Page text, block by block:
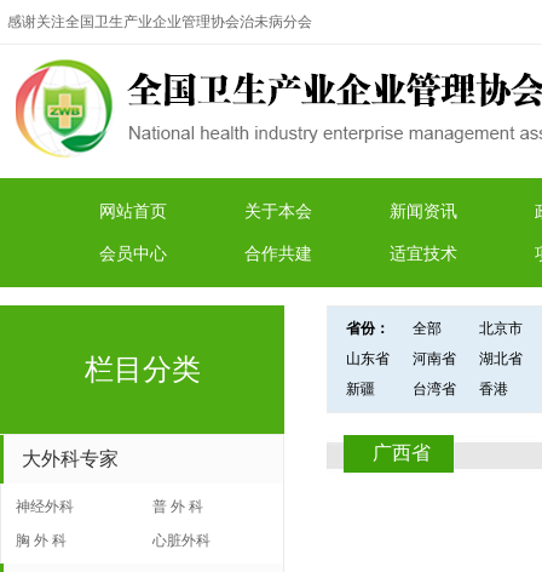
感谢关注全国卫生产业企业管理协会治未病分会
网站首页 关于本会 新闻资讯
会员中心 合作共建 适宜技术
栏目分类
大外科专家
神经外科
普 外 科
胸 外 科
心脏外科
省份： 全部
北京市
山东省
河南省
湖北省
新疆
台湾省 香港
广西省